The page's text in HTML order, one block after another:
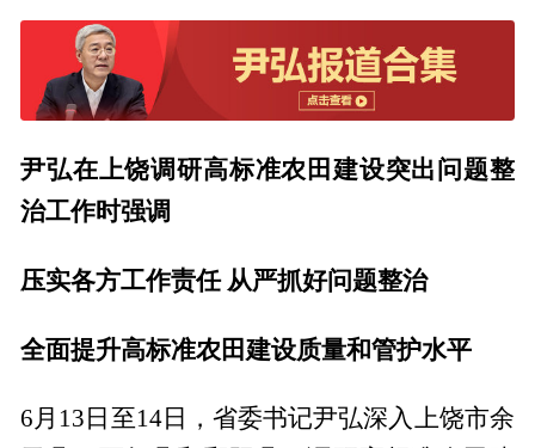
尹弘在上饶调研高标准农田建设突出问题整
治工作时强调
压实各方工作责任 从严抓好问题整治
全面提升高标准农田建设质量和管护水平
6月13日至14日，省委书记尹弘深入上饶市余